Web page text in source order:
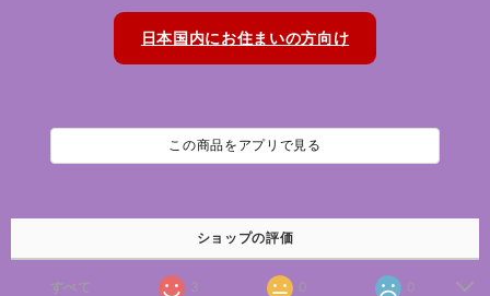
日本国内にお住まいの方向け
この商品をアプリで見る
ショップの評価
すべて 3 0 0